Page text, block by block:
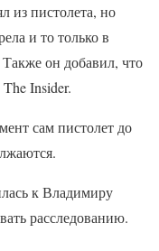
из пистолета, но
и то только в
Также он добавил, что
Insider.
сам пистолет до
к Владимиру
расследованию.